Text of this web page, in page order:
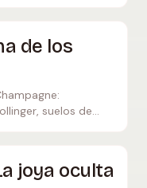
de los
suelos de
joya oculta